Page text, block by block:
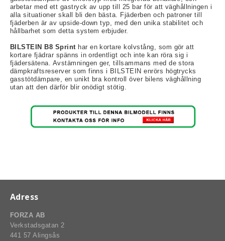
Rally-Racing-Klassiker
arbetar med ett gastryck av upp till 25 bar för att väghållningen i
alla situationer skall bli den bästa. Fjäderben och patroner till
fjäderben är av upside-down typ, med den unika stabilitet och
hållbarhet som detta system erbjuder.
BILSTEIN B8 Sprint har en kortare kolvstång, som gör att
kortare fjädrar spänns in ordentligt och inte kan röra sig i
fjädersätena. Avstämningen ger, tillsammans med de stora
dämpkraftsreserver som finns i BILSTEIN enrörs högtrycks
gasstötdämpare, en unikt bra kontroll över bilens väghållning
utan att den därför blir onödigt stötig.
Adress
FORZA AB
Verkstadsgatan 2
441 57 Alingsås